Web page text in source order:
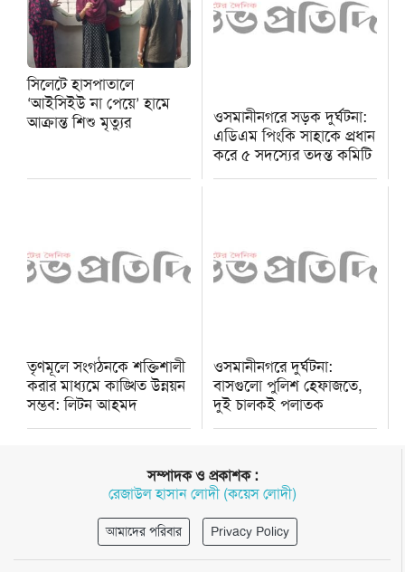
সিলেটে হাসপাতালে
‘আইসিইউ না পেয়ে’ হামে
আক্রান্ত শিশু মৃত্যুর
ওসমানীনগরে সড়ক দুর্ঘটনা:
এডিএম পিংকি সাহাকে প্রধান
করে ৫ সদস্যের তদন্ত কমিটি
তৃণমূলে সংগঠনকে শক্তিশালী
করার মাধ্যমে কাঙ্খিত উন্নয়ন
সম্ভব: লিটন আহমদ
ওসমানীনগরে দুর্ঘটনা:
বাসগুলো পুলিশ হেফাজতে,
দুই চালকই পলাতক
সম্পাদক ও প্রকাশক :
রেজাউল হাসান লোদী (কয়েস লোদী)
আমাদের পরিবার Privacy Policy